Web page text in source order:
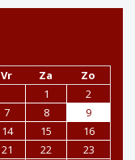
Vr Za
Zo
1
2
7 8
9
14 15
16
21 22
23